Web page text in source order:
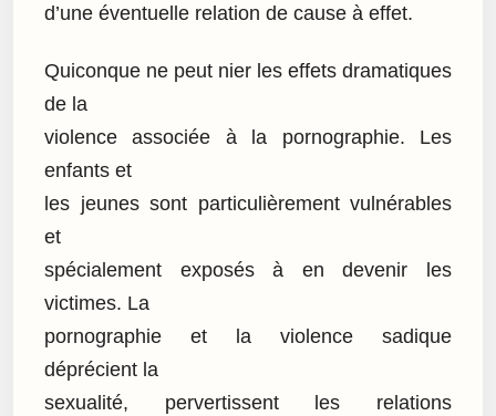
d’une éventuelle relation de cause à effet.
Quiconque ne peut nier les effets dramatiques
de la
violence associée à la pornographie. Les
enfants et
les jeunes sont particulièrement vulnérables
et
spécialement exposés à en devenir les
victimes. La
pornographie et la violence sadique
déprécient la
sexualité, pervertissent les relations